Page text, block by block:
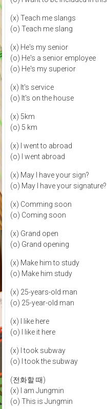
(x) Teach me slangs
(o) Teach me slang
(x) He's my senior
(o) He's a senior employee
(o) He's my superior
(x) It's service
(o) It's on the house
(x) 5km
(o) 5 km
(x) I went to abroad
(o) I went abroad
(x) May I have your sign?
(o) May I have your signature?
(x) Comming soon
(o) Coming soon
(x) Grand open
(o) Grand opening
(x) Make him to study
(o) Make him study
(x) 25-years-old man
(o) 25-year-old man
(x) I like here
(o) I like it here
(x) I took subway
(o) I took the subway
(전화할 때)
(x) I am Jungmin
(o) This is Jungmin